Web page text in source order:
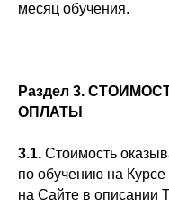
месяц обучения.
Раздел 3.
ОПЛАТЫ
3.1. Стоимость
по обучению на
на Сайте в описании